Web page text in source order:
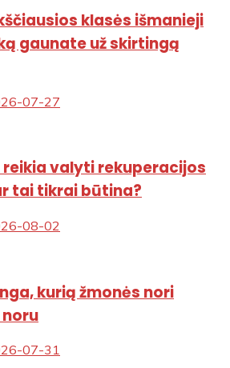
klasės išmanieji
gaunate už skirtingą
07-27
reikia valyti rekuperacijos
tai tikrai būtina?
08-02
kurią žmonės nori
07-31